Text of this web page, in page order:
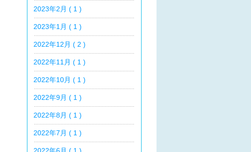
2023年2月 ( 1 )
2023年1月 ( 1 )
2022年12月 ( 2 )
2022年11月 ( 1 )
2022年10月 ( 1 )
2022年9月 ( 1 )
2022年8月 ( 1 )
2022年7月 ( 1 )